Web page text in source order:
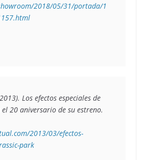
2018/05/31/portada/1
Los efectos especiales de
2013/03/efectos-
park